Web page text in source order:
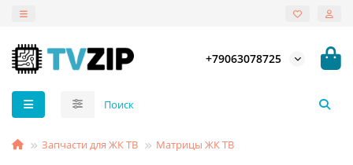
+79063078725
Запчасти для ЖК ТВ Матрицы ЖК ТВ